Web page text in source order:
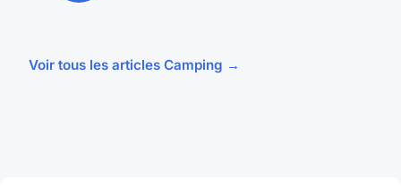
Voir tous les articles Camping →